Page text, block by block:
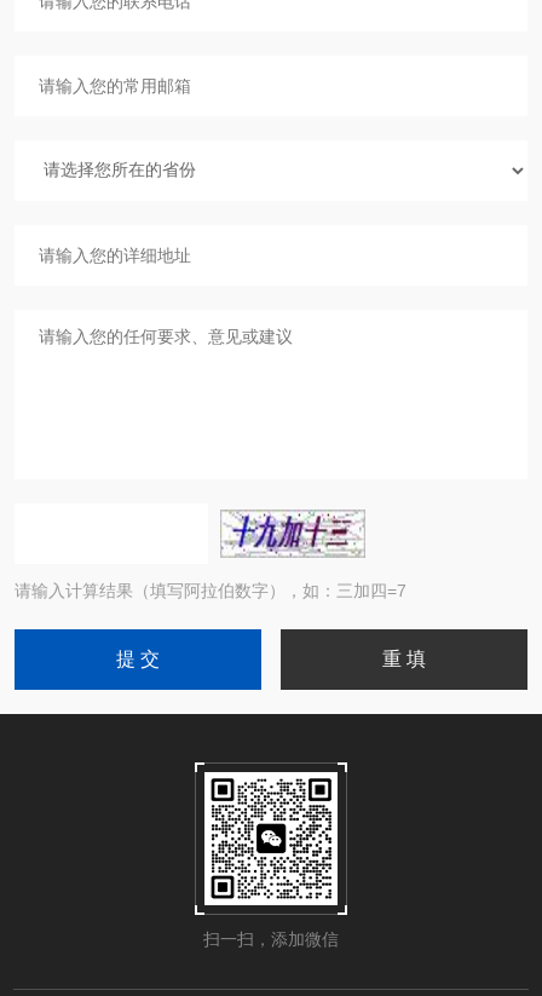
请输入计算结果（填写阿拉伯数字），如：三加四=7
扫一扫，添加微信